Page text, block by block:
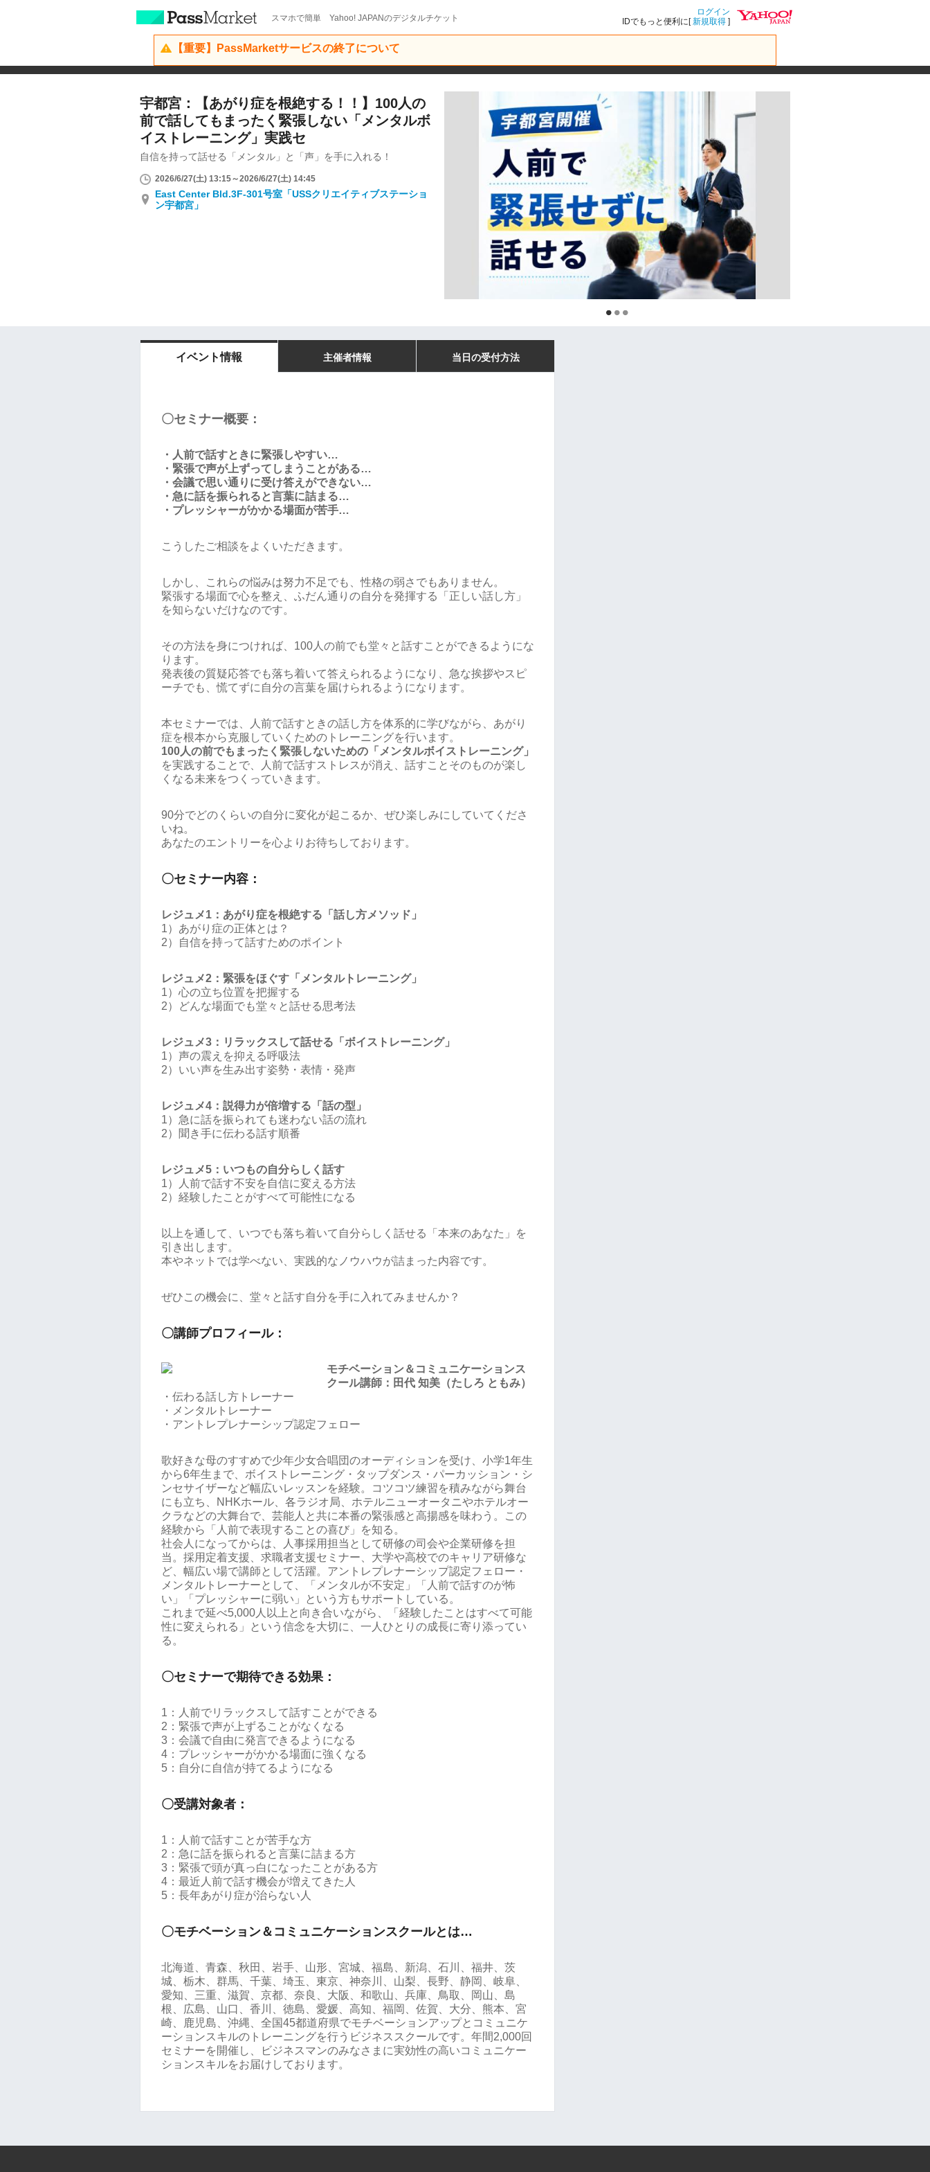
スマホで簡単 Yahoo! JAPANのデジタルチケット
ログイン
IDでもっと便利に[新規取得 ]
【重要】PassMarketサービスの終了について
宇都宮：【あがり症を根絶する！！】100人の
前で話してもまったく緊張しない「メンタルボ
イストレーニング」実践セ
自信を持って話せる「メンタル」と「声」を手に入れる！
2026/6/27(土) 13:15～2026/6/27(土) 14:45
East Center Bld.3F-301号室「USSクリエイティブステーショ
ン宇都宮」
イベント情報 主催者情報 当日の受付方法
〇セミナー概要：
・人前で話すときに緊張しやすい…
・緊張で声が上ずってしまうことがある…
・会議で思い通りに受け答えができない…
・急に話を振られると言葉に詰まる…
・プレッシャーがかかる場面が苦手…
こうしたご相談をよくいただきます。
しかし、これらの悩みは努力不足でも、性格の弱さでもありません。
緊張する場面で心を整え、ふだん通りの自分を発揮する「正しい話し方」
を知らないだけなのです。
その方法を身につければ、100人の前でも堂々と話すことができるようにな
ります。
発表後の質疑応答でも落ち着いて答えられるようになり、急な挨拶やスピ
ーチでも、慌てずに自分の言葉を届けられるようになります。
本セミナーでは、人前で話すときの話し方を体系的に学びながら、あがり
症を根本から克服していくためのトレーニングを行います。
100人の前でもまったく緊張しないための「メンタルボイストレーニング」
を実践することで、人前で話すストレスが消え、話すことそのものが楽し
くなる未来をつくっていきます。
90分でどのくらいの自分に変化が起こるか、ぜひ楽しみにしていてくださ
いね。
あなたのエントリーを心よりお待ちしております。
〇セミナー内容：
レジュメ1：あがり症を根絶する「話し方メソッド」
1）あがり症の正体とは？
2）自信を持って話すためのポイント
レジュメ2：緊張をほぐす「メンタルトレーニング」
1）心の立ち位置を把握する
2）どんな場面でも堂々と話せる思考法
レジュメ3：リラックスして話せる「ボイストレーニング」
1）声の震えを抑える呼吸法
2）いい声を生み出す姿勢・表情・発声
レジュメ4：説得力が倍増する「話の型」
1）急に話を振られても迷わない話の流れ
2）聞き手に伝わる話す順番
レジュメ5：いつもの自分らしく話す
1）人前で話す不安を自信に変える方法
2）経験したことがすべて可能性になる
以上を通して、いつでも落ち着いて自分らしく話せる「本来のあなた」を
引き出します。
本やネットでは学べない、実践的なノウハウが詰まった内容です。
ぜひこの機会に、堂々と話す自分を手に入れてみませんか？
〇講師プロフィール：
モチベーション＆コミュニケーションス
クール講師：田代 知美（たしろ ともみ）
・伝わる話し方トレーナー
・メンタルトレーナー
・アントレプレナーシップ認定フェロー
歌好きな母のすすめで少年少女合唱団のオーディションを受け、小学1年生
から6年生まで、ボイストレーニング・タップダンス・パーカッション・シ
ンセサイザーなど幅広いレッスンを経験。コツコツ練習を積みながら舞台
にも立ち、NHKホール、各ラジオ局、ホテルニューオータニやホテルオー
クラなどの大舞台で、芸能人と共に本番の緊張感と高揚感を味わう。この
経験から「人前で表現することの喜び」を知る。
社会人になってからは、人事採用担当として研修の司会や企業研修を担
当。採用定着支援、求職者支援セミナー、大学や高校でのキャリア研修な
ど、幅広い場で講師として活躍。アントレプレナーシップ認定フェロー・
メンタルトレーナーとして、「メンタルが不安定」「人前で話すのが怖
い」「プレッシャーに弱い」という方もサポートしている。
これまで延べ5,000人以上と向き合いながら、「経験したことはすべて可能
性に変えられる」という信念を大切に、一人ひとりの成長に寄り添ってい
る。
〇セミナーで期待できる効果：
1：人前でリラックスして話すことができる
2：緊張で声が上ずることがなくなる
3：会議で自由に発言できるようになる
4：プレッシャーがかかる場面に強くなる
5：自分に自信が持てるようになる
〇受講対象者：
1：人前で話すことが苦手な方
2：急に話を振られると言葉に詰まる方
3：緊張で頭が真っ白になったことがある方
4：最近人前で話す機会が増えてきた人
5：長年あがり症が治らない人
〇モチベーション＆コミュニケーションスクールとは…
北海道、青森、秋田、岩手、山形、宮城、福島、新潟、石川、福井、茨
城、栃木、群馬、千葉、埼玉、東京、神奈川、山梨、長野、静岡、岐阜、
愛知、三重、滋賀、京都、奈良、大阪、和歌山、兵庫、鳥取、岡山、島
根、広島、山口、香川、徳島、愛媛、高知、福岡、佐賀、大分、熊本、宮
崎、鹿児島、沖縄、全国45都道府県でモチベーションアップとコミュニケ
ーションスキルのトレーニングを行うビジネススクールです。年間2,000回
セミナーを開催し、ビジネスマンのみなさまに実効性の高いコミュニケー
ションスキルをお届けしております。